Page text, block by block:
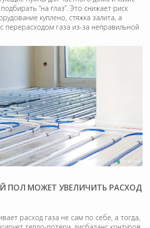
“на глаз”. Это снижает риск
куплено, стяжка залита, а
перерасходом газа из-за неправильной
ПОЛ МОЖЕТ УВЕЛИЧИТЬ РАСХОД
расход газа не сам по себе, а тогда,